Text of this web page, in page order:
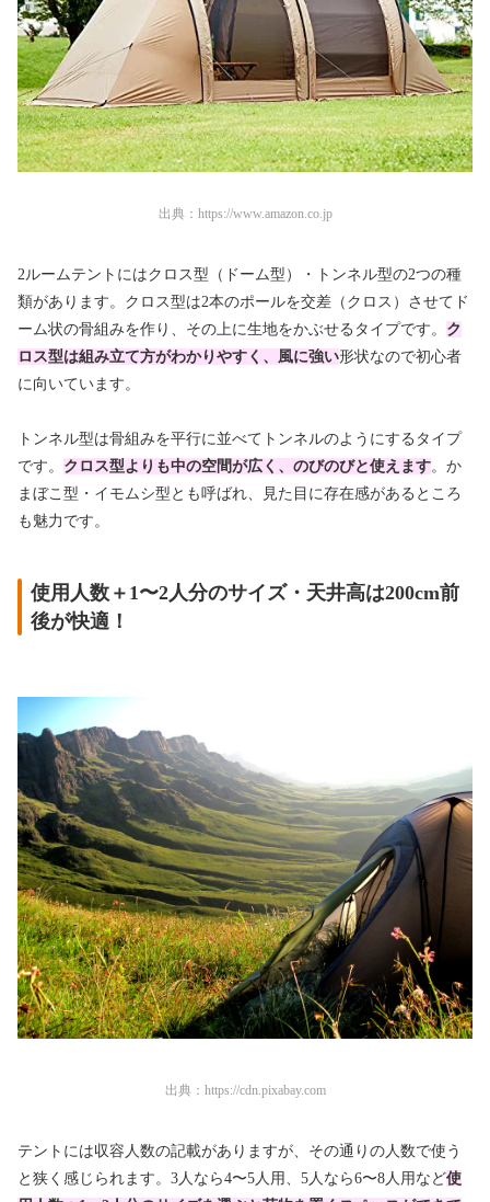
出典： https://www.amazon.co.jp
2ルームテントにはクロス型（ドーム型）・トンネル型の2つの種
類があります。クロス型は2本のポールを交差（クロス）させてド
ーム状の骨組みを作り、その上に生地をかぶせるタイプです。 ク
ロス型は組み立て方がわかりやすく、風に強い形状なので初心者
に向いています。
トンネル型は骨組みを平行に並べてトンネルのようにするタイプ
です。 クロス型よりも中の空間が広く、のびのびと使えます。か
まぼこ型・イモムシ型とも呼ばれ、見た目に存在感があるところ
も魅力です。
使用人数＋1〜2人分のサイズ・天井高は200cm前
後が快適！
出典： https://cdn.pixabay.com
テントには収容人数の記載がありますが、その通りの人数で使う
と狭く感じられます。3人なら4〜5人用、5人なら6〜8人用など使